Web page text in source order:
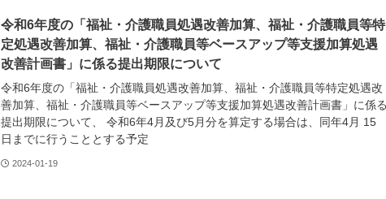
令和6年度の「福祉・介護職員処遇改善加算、福祉・介護職員等特
定処遇改善加算、福祉・介護職員等ベースアップ等支援加算処遇
改善計画書」に係る提出期限について
令和6年度の「福祉・介護職員処遇改善加算、福祉・介護職員等特定処遇改
善加算、福祉・介護職員等ベースアップ等支援加算処遇改善計画書」に係る
提出期限について、 令和6年4月及び5月分を算定する場合は、同年4月 15
日までに行うこととする予定
2024-01-19